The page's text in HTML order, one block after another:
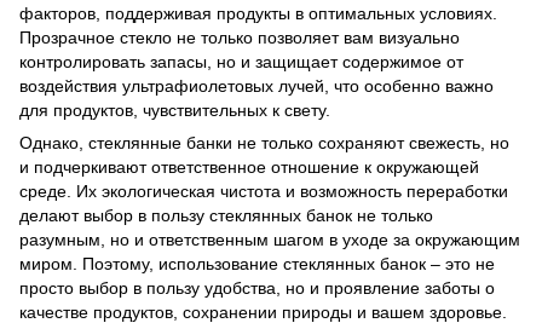
факторов, поддерживая продукты в оптимальных условиях.
Прозрачное стекло не только позволяет вам визуально
контролировать запасы, но и защищает содержимое от
воздействия ультрафиолетовых лучей, что особенно важно
для продуктов, чувствительных к свету.
Однако, стеклянные банки не только сохраняют свежесть, но
и подчеркивают ответственное отношение к окружающей
среде. Их экологическая чистота и возможность переработки
делают выбор в пользу стеклянных банок не только
разумным, но и ответственным шагом в уходе за окружающим
миром. Поэтому, использование стеклянных банок – это не
просто выбор в пользу удобства, но и проявление заботы о
качестве продуктов, сохранении природы и вашем здоровье.